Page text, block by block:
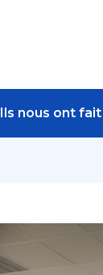
Ils nous ont